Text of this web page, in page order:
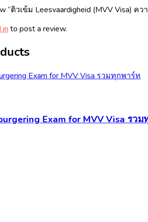
“ติวเข้ม Leesvaardigheid (MVV Visa) ค
in to post a review.
Exam for MVV Visa รวม